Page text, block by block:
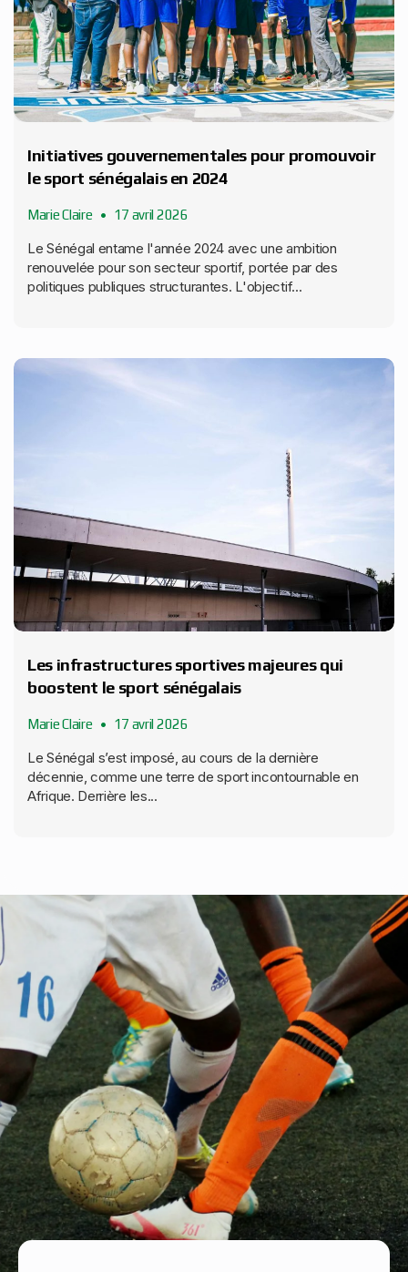
Initiatives gouvernementales pour promouvoir
le sport sénégalais en 2024
Marie Claire 17 avril 2026
Le Sénégal entame l'année 2024 avec une ambition
renouvelée pour son secteur sportif, portée par des
politiques publiques structurantes. L'objectif...
Les infrastructures sportives majeures qui
boostent le sport sénégalais
Marie Claire 17 avril 2026
Le Sénégal s’est imposé, au cours de la dernière
décennie, comme une terre de sport incontournable en
Afrique. Derrière les...